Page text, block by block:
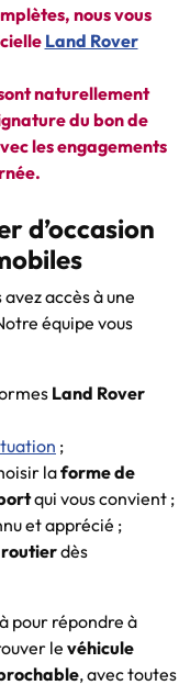
nous vous
Land Rover
naturellement
du bon de
les engagements
d’occasion
avez accès à une
équipe vous
Land Rover
;
laforme de
qui vous convient ;
et apprécié ;
routierdès
pour répondre à
le véhicule
, avec toutes